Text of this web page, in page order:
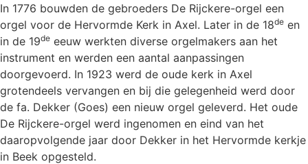
In 1776 bouwden de gebroeders De Rijckere-orgel een
orgel voor de Hervormde Kerk in Axel. Later in de 18de en
in de 19de eeuw werkten diverse orgelmakers aan het
instrument en werden een aantal aanpassingen
doorgevoerd. In 1923 werd de oude kerk in Axel
grotendeels vervangen en bij die gelegenheid werd door
de fa. Dekker (Goes) een nieuw orgel geleverd. Het oude
De Rijckere-orgel werd ingenomen en eind van het
daaropvolgende jaar door Dekker in het Hervormde kerkje
in Beek opgesteld.